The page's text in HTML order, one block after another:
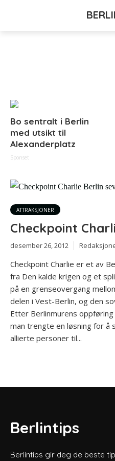
Bo sentralt i Berlin
med utsikt til
Alexanderplatz
Sponset
ATTRAKSJONER
Checkpoint
desember 26, 2012
Checkpoint Charlie er et av
fra Den kalde krigen og et
på en grenseovergang
delen i Vest-Berlin, og den
Etter Berlinmurens
man trengte en løsning for å
allierte personer til...
Berlintips
Berlintips gir deg de beste